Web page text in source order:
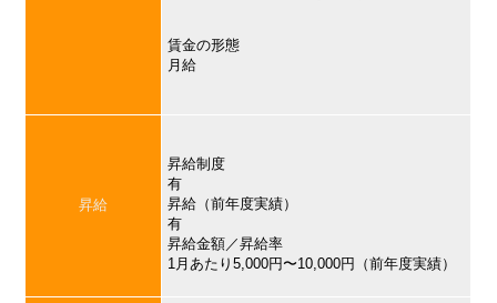
賃金の形態
月給
昇給
昇給制度
有
昇給（前年度実績）
有
昇給金額／昇給率
1月あたり5,000円〜10,000円（前年度実績）